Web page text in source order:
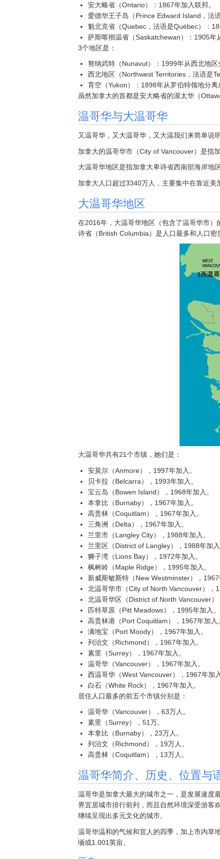
安大略省（Ontario）：1867年加入联邦。
爱德华王子岛（Prince Edward Island，法
魁北克省（Quebec，法语是Québec）：
萨斯喀彻温省（Saskatchewan）：1905年
3个地区是：
努纳武特（Nunavut）：1999年从西北地区
西北地区（Northwest Territories，法语是
育空（Yukon）：1898年从罗伯特领地分离
虽然加拿大的首都是安大略省的渥太华（
温哥华与大温哥华
又温哥华，又大温哥华，又大温我们来简单说明
加拿大的温哥华市（City of Vancouver）是指
大温哥华地区是指加拿大卑诗省西南部海岸地
加拿大人口超过3340万人，主要集中在靠近
大温哥华地区
在2016年，大温哥华地区（包含了温哥华市
诗省（British Columbia）是人口最多和人口密
大温哥华共有21个市镇，她们是：
安莫尔（Anmore），1997年加入。
贝卡拉（Belcarra），1993年加入。
宝云岛（Bowen Island），1968年加入。
本拿比（Burnaby），1967年加入。
高贵林（Coquitlam），1967年加入。
三角洲（Delta），1967年加入。
兰里市（Langley City），1988年加入。
兰里区（District of Langley），1988年加入
狮子湾（Lions Bay），1972年加入。
枫树岭（Maple Ridge），1995年加入。
新威斯敏斯特（New Westminster），1967
北温哥华市（City of North Vancouver），
北温哥华区（District of North Vancouver）
匹特草原（Pitt Meadows），1995年加入。
高贵林港（Port Coquitlam），1967年加入。
满地宝（Port Moody），1967年加入。
列治文（Richmond），1967年加入。
素里（Surrey），1967年加入。
温哥华（Vancouver），1967年加入。
西温哥华（West Vancouver），1967年加入
白石（White Rock），1967年加入。
居住人口最多的前五个市镇分别是：
温哥华（Vancouver），63万人。
素里（Surrey），51万。
本拿比（Burnaby），23万人。
列治文（Richmond），19万人。
高贵林（Coquitlam），13万人。
温哥华简介、历史、位置与
温哥华是加拿大最大的城市之一，是发展速度
界宜居城市排行前列，而且自然环境深受游客
继续呈现出多元文化的城市。
温哥华温和的气候和宜人的四季，加上市内草
顷或1.001英亩。